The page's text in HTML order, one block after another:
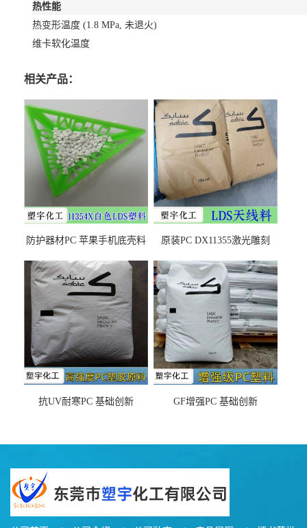
热性能
热变形温度 (1.8 MPa, 未退火)
维卡软化温度
相关产品：
防护器材PC 苹果手机底壳料
之忧
原装PC DX11355激光雕刻
抗UV耐寒PC 基础创新
GF增强PC 基础创新